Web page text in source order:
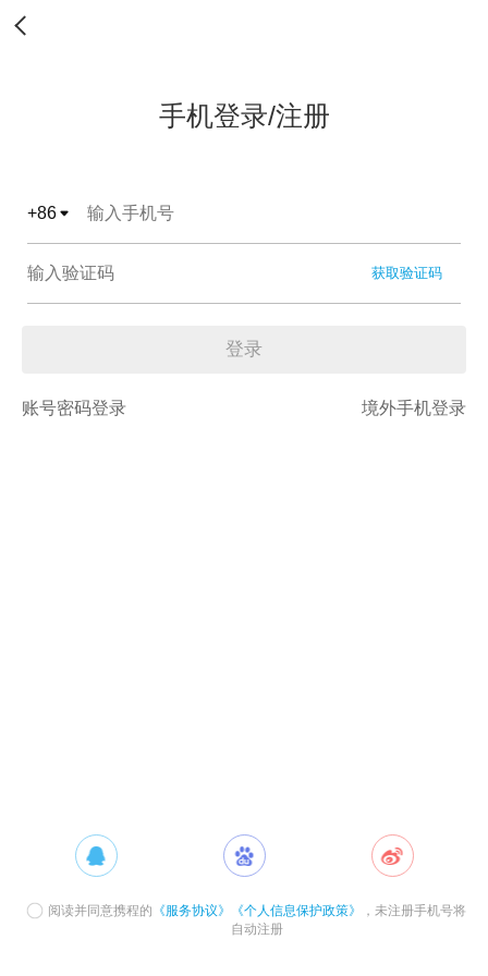
手机登录/注册
+86
获取验证码
登录
账号密码登录 境外手机登录
阅读并同意携程的 《服务协议》 《个人信息保护政策》
，未注册手机号将
自动注册